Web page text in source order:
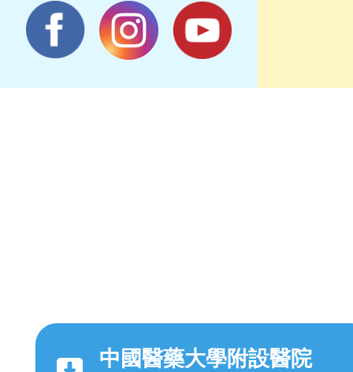
中國醫藥大學附設醫院